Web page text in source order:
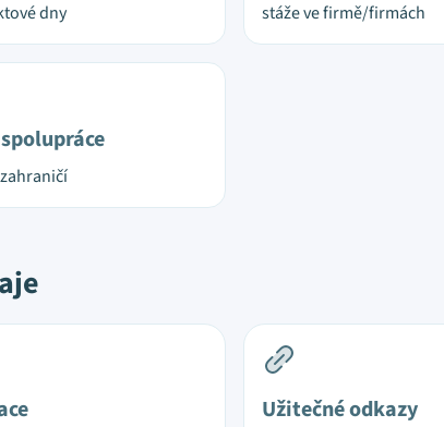
dny
stáže ve firmě/firmách
Užitečné odkazy